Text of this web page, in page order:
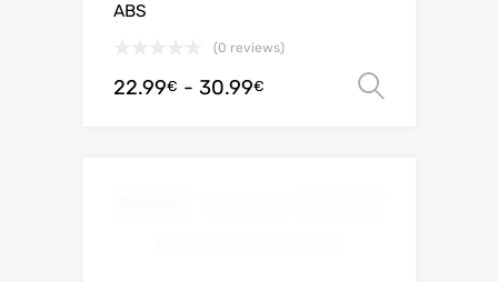
ABS
(0 reviews)
22.99€ - 30.99€